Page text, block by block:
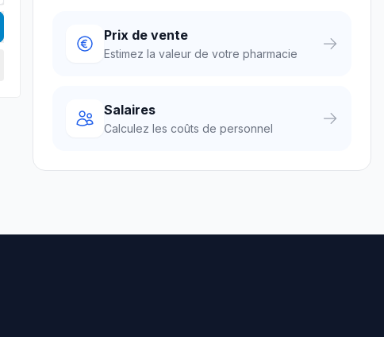
Prix de vente
Estimez la valeur de votre pharmacie
Salaires
Calculez les coûts de personnel